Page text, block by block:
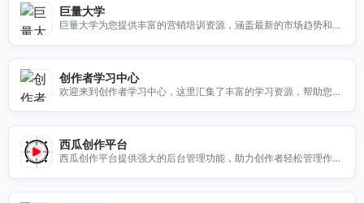
巨量大学
巨量大学为您提供丰富的营销培训资源，涵盖最新的市场趋势和实
创作者学习中心
欢迎来到创作者学习中心，这里汇集了丰富的学习资源，帮助您提
西瓜创作平台
西瓜创作平台提供强大的后台管理功能，助力创作者轻松管理作品